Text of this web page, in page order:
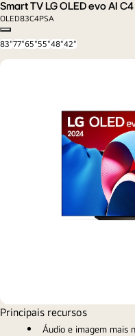
Smart TV LG OLED evo AI
OLED83C4PSA
Copy model name
83"77"65"55"48"42"
Principais recursos
Áudio e imagem mais